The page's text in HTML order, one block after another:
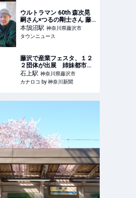
ウルトラマン 60th 森次晃
嗣さん×つるの剛士さん 藤
沢を愛する２人の英雄 世代
を超えて語る想い | 藤沢 | タ
ウンニュース
本鵠沼駅 神奈川県藤沢市
タウンニュース
藤沢で産業フェスタ、１２
２団体が出展 姉妹都市・
長野県松本市の名産品も |
カナロコ by 神奈川新聞
石上駅 神奈川県藤沢市
カナロコ by 神奈川新聞